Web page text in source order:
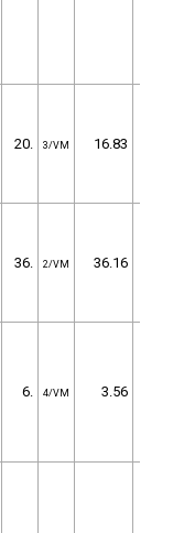
20. 3/VM 16.83
36. 2/VM 36.16
6. 4/VM 3.56